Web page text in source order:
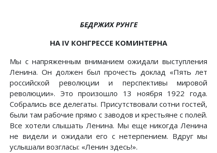
БЕДРЖИХ РУНГЕ
НА IV КОНГРЕССЕ КОМИНТЕРНА
Мы с напряженным вниманием ожидали выступления
Ленина. Он должен был прочесть доклад «Пять лет
российской революции и перспективы мировой
революции». Это произошло 13 ноября 1922 года.
Собрались все делегаты. Присутствовали сотни гостей,
были там рабочие прямо с заводов и крестьяне с полей.
Все хотели слышать Ленина. Мы еще никогда Ленина
не видели и ожидали его с нетерпением. Вдруг мы
услышали возгласы: «Ленин здесь!».